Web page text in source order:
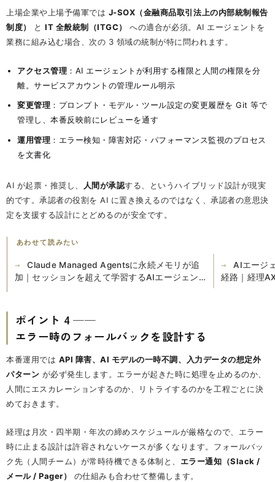
上場企業や上場予備軍では J-SOX（金融商品取引法上の内部統制報告
制度）
とIT 全般統制（ITGC）
への適合が必須。AI エージェントを
業務に組み込む場合、次の 3 領域の統制が特に問われます。
アクセス管理 ：AI エージェントが利用する権限と人間の権限を分
離。サービスアカウントの管理ルール明示
変更管理 ：プロンプト・モデル・ツール設定の変更履歴を Git 等で
管理し、本番反映前にレビューを通す
運用管理 ：エラー検知・障害対応・パフォーマンス監視のプロセス
を文書化
AI が起票・推奨し、 人間が承認する、というハイブリッド設計が現実
的です。承認者の役割を AI に置き換えるのではなく、承認者の意思決
定を支援する設計にとどめるのが安全です。
あわせて読みたい
Claude Managed Agentsに永続メモリが追
加｜セッションを超えて学習するAIエージェン
AIエージ
経路｜経理
ポイント 4 ──
エラー時のフォールバックを設計する
本番運用では API 障害、AI モデルの一時不調、入力データの想定外
パターン が必ず発生します。エラーが起きた時に処理を止めるのか、
人間にエスカレーションするのか、リトライするのかを工程ごとに決
めておきます。
経理は月次・四半期・年次の締めスケジュールが厳格なので、エラー
時に止まる設計は許容されないケースが多くなります。フォールバッ
ク先（人間チーム）が常時待機できる体制と、 エラー通知（Slack /
メール / Pager）
の仕組みも合わせて整備します。